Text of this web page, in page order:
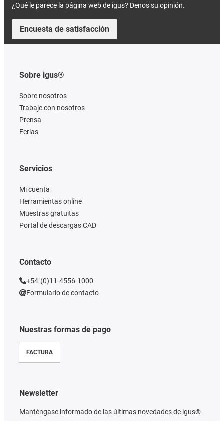
¿Qué le parece la página web de igus? Denos su opinión.
Encuesta de satisfacción
Sobre igus®
Sobre nosotros
Trabaje con nosotros
Prensa
Ferias
Nuestras formas de pago
FACTURA
Servicios
Mi cuenta
Herramientas online
Muestras gratuitas
Portal de descargas CAD
Contacto
+54-(0)11-4556-1000
Formulario de contacto
Newsletter
Manténgase informado de las últimas novedades de igus®